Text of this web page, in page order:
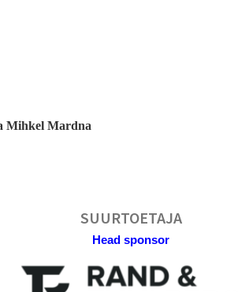
Mihkel Mardna
SUURTOETAJA
Head sponsor